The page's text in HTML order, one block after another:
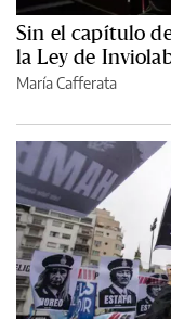
Sin el capítulo
la Ley de
María Cafferata